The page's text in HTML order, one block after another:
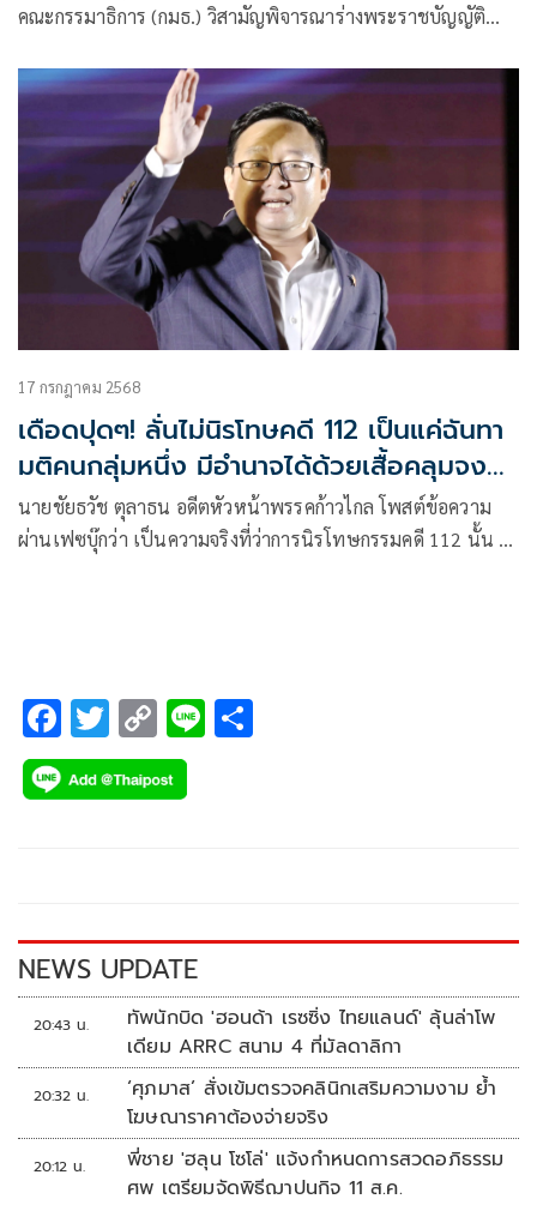
คณะกรรมาธิการ (กมธ.) วิสามัญพิจารณาร่างพระราชบัญญัติ
หน้าการพิจารณาร่างพ.ร.บ.สร้างเสริมสังคมสันติสุข ในชั้นกมธ.ฯ
ว่า ขณะนี้กมธ.ฯ
17 กรกฎาคม 2568
เดือดปุดๆ! ลั่นไม่นิรโทษคดี 112 เป็นแค่ฉันทา
มติคนกลุ่มหนึ่ง มีอำนาจได้ด้วยเสื้อคลุมจงรัก
ภักดี หากินกับความขัดแย้ง
นายชัยธวัช ตุลาธน อดีตหัวหน้าพรรคก้าวไกล โพสต์ข้อความ
ผ่านเฟซบุ๊กว่า เป็นความจริงที่ว่าการนิรโทษกรรมคดี 112 นั้น ยัง
F
ac
e
k
T
wi
tt
C
o
p
k
Li
NEWS UPDATE
20:43 น.
ทัพนักบิด 'ฮอนด้า เรซซิ่ง ไทยแลนด์' ลุ้นล่าโพ
เดียม ARRC สนาม 4 ที่มัลดาลิกา
20:32 น.
‘ศุภมาส’ สั่งเข้มตรวจคลินิกเสริมความงาม ย้ำ
โฆษณาราคาต้องจ่ายจริง
20:12 น.
พี่ชาย 'ฮลุน โซโล่' แจ้งกำหนดการสวดอภิธรรม
ศพ เตรียมจัดพิธีฌาปนกิจ 11 ส.ค.